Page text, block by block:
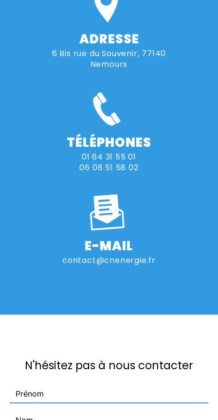
ADRESSE
6 Bis rue du Souvenir, 77140
Nemours
TÉLÉPHONES
01 64 31 55 01
06 08 51 58 02
E-MAIL
contact@cnenergie.fr
N'hésitez pas à nous contacter